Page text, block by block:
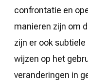
confrontatie en
manieren zijn om
zijn er ook
wijzen op het
veranderingen in